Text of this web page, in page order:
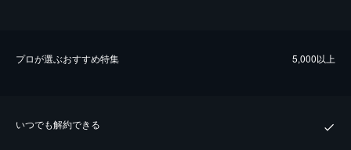
プロが選ぶおすすめ特集 5,000以上
いつでも解約できる